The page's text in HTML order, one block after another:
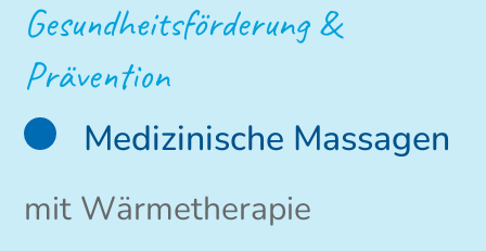
Gesundheitsförderung &
Prävention
Medizinische Massagen
mit Wärmetherapie